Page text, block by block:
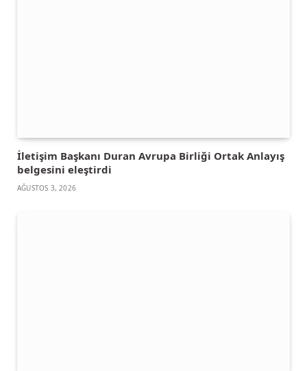
İletişim Başkanı Duran Avrupa Birliği Ortak Anlayış
belgesini eleştirdi
AĞUSTOS 3, 2026